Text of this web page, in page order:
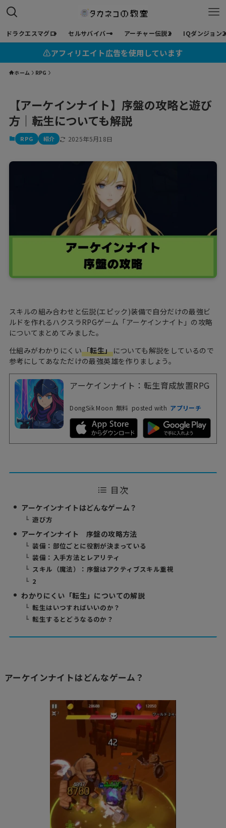
ドラクエスマグロ セルサバイバー アーチャー伝説2 IQダンジョン2
⚠︎アフィリエイト広告を使用しています
ホーム RPG
【アーケインナイト】序盤の攻略と遊び
方｜転生についても解説
RPG 紹介 2025年5月18日
スキルの組み合わせと伝説(エピック)装備で自分だけの最強ビ
ルドを作れるハクスラRPGゲーム「アーケインナイト」の攻略
についてまとめてみました。
仕組みがわかりにくい「転生」についても解説をしているので
参考にしてあなただけの最強英雄を作りましょう。
アーケインナイト：転生育成放置RPG
DongSik Moon 無料 posted with アプリーチ
目次
アーケインナイトはどんなゲーム？
遊び方
アーケインナイト 序盤の攻略方法
装備：部位ごとに役割が決まっている
装備：入手方法とレアリティ
スキル（魔法）：序盤はアクティブスキル重視
2
わかりにくい「転生」についての解説
転生はいつすればいいのか？
転生するとどうなるのか？
アーケインナイトはどんなゲーム？